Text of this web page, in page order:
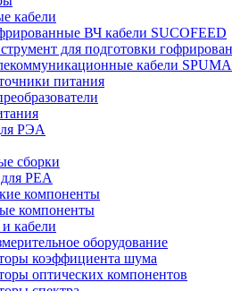
кабели
ВЧ кабели SUCOFEED
для подготовки
кабели SPUMA
питания
РЭА
сборки
РЕА
компоненты
компоненты
кабели
оборудование
коэффициента шума
оптических компонентов